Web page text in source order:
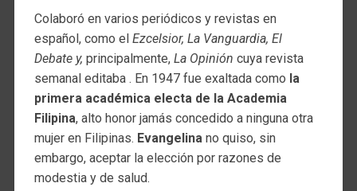
Colaboró en varios periódicos y revistas en
español, como el Ezcelsior, La Vanguardia, El
Debate y, principalmente, La Opinión cuya revista
semanal editaba . En 1947 fue exaltada como la
primera académica electa de la Academia
Filipina, alto honor jamás concedido a ninguna otra
mujer en Filipinas. Evangelinano quiso, sin
embargo, aceptar la elección por razones de
modestia y de salud.